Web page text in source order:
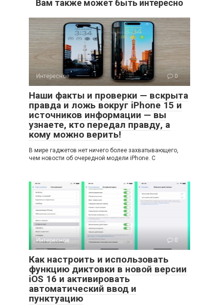
Вам также может быть интересно
Интересное 0
Наши факты и проверки — вскрыта
правда и ложь вокруг iPhone 15 и
источников информации — вы
узнаете, кто передал правду, а
кому можно верить!
В мире гаджетов нет ничего более захватывающего,
чем новости об очередной модели iPhone. С
Интересное 0
Как настроить и использовать
функцию диктовки в новой версии
iOS 16 и активировать
автоматический ввод и
пунктуацию